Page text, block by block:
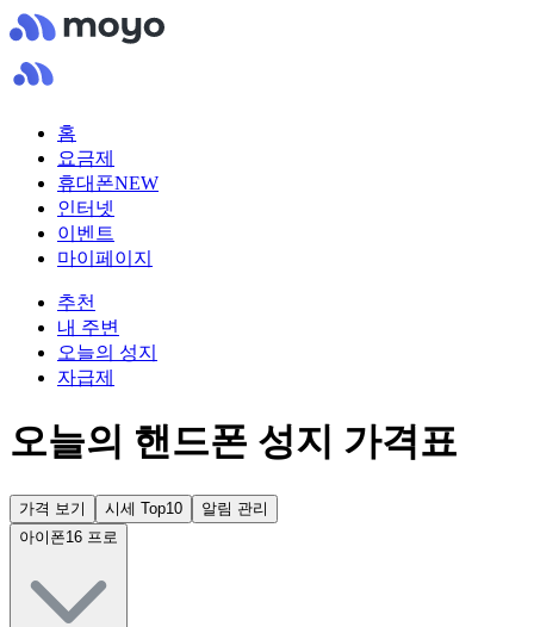
홈
요금제
휴대폰NEW
인터넷
이벤트
마이페이지
추천
내 주변
오늘의 성지
자급제
오늘의 핸드폰 성지 가격표
가격 보기 시세 Top10
알림 관리
아이폰16 프로